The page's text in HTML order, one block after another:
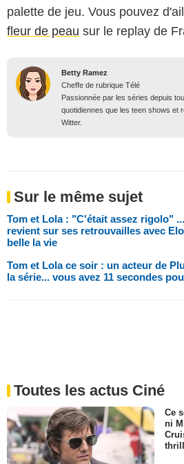
palette de jeu. Vous pouvez
fleur de peau sur le replay de
Betty Ramez
Cheffe de rubrique Télé
Passionnée par les séries depuis
quotidiennes que les teen shows et
Witter.
Sur le même sujet
Tom et Lola : "C'était assez rigolo"
revient sur ses retrouvailles avec
belle la vie
Tom et Lola ce soir : un acteur de
la série... vous avez 11 secondes
Toutes les actus Ciné
Ce
ni